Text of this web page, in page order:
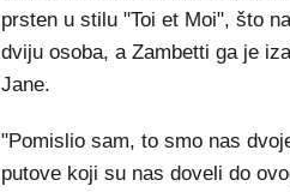
prsten u stilu "Toi et Moi", što
dviju osoba, a Zambetti ga je
Jane.
"Pomislio sam, to smo nas
putove koji su nas doveli do